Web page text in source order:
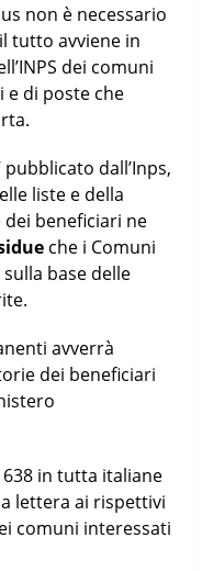
non è necessario
tutto avviene in
dei comuni
e di poste che
pubblicato dall’Inps,
liste e della
beneficiari ne
che i Comuni
base delle
avverrà
dei beneficiari
in tutta italiane
lettera ai rispettivi
comuni interessati